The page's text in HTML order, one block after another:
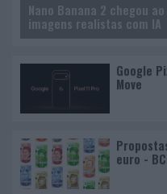
Nano Banana 2 chegou
imagens realistas com IA
Google
Move
euro -